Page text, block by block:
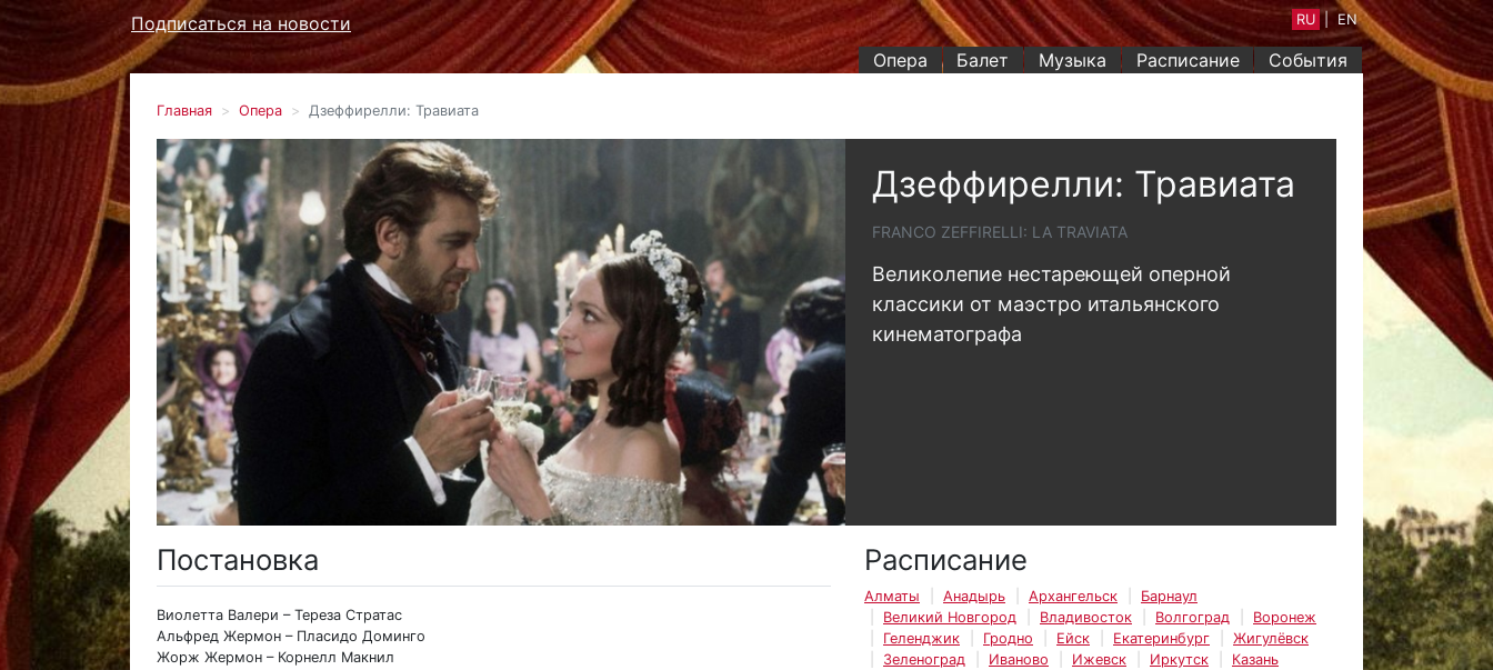
Опера Балет Музыка Расписание События
Подписаться на новости RU EN
Главная Опера Дзеффирелли: Травиата
Дзеффирелли: Травиата
FRANCO ZEFFIRELLI: LA TRAVIATA
Великолепие нестареющей оперной
классики от маэстро итальянского
кинематографа
Постановка
Виолетта Валери – Тереза Стратас
Альфред Жермон – Пласидо Доминго
Жорж Жермон – Корнелл Макнил
Расписание
Алматы Анадырь Архангельск
Барнаул
Великий Новгород
Владивосток Волгоград
Воронеж
Геленджик
Гродно Ейск Екатеринбург
Жигулёвск
Зеленоград
Иваново Ижевск Иркутск
Казань